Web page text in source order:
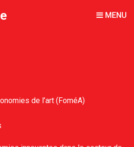
MENU
de l’art (FoméA)